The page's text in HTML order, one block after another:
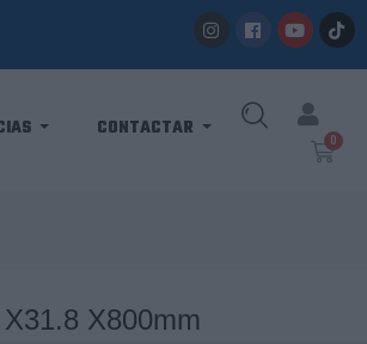
CONTACTAR
X800mm